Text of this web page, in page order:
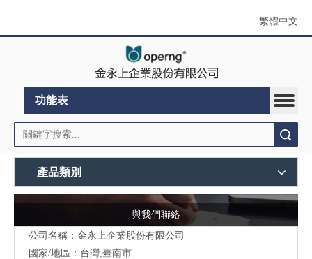
繁體中文
功能表
產品類別
與我們聯絡
公司名稱：金永上企業股份有限公司
國家/地區：台灣,臺南市